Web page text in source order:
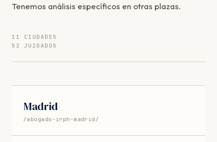
Tenemos análisis específicos en otras plazas.
11 CIUDADES
52 JUZGADOS
Madrid
/abogado-irph-madrid/